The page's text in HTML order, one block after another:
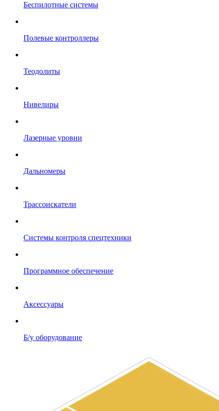
Беспилотные системы
Полевые контроллеры
Теодолиты
Нивелиры
Лазерные уровни
Дальномеры
Трассоискатели
Системы контроля спецтехники
Программное обеспечение
Аксессуары
Б/у оборудование